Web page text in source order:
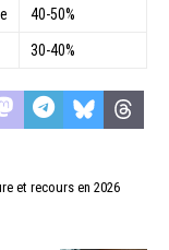
40-50%
30-40%
et recours en 2026